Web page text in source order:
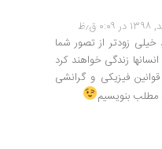
خیلی زودتر از تصور شما
زندگی خواهند کرد
فیزیکی و گرانشی
مطلب بنویسیم